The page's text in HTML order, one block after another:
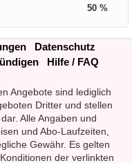
50 %
Datenschutz
Hilfe / FAQ
Angebote sind lediglich
Dritter und stellen
Alle Angaben und
und Abo-Laufzeiten,
Gewähr. Es gelten
der verlinkten